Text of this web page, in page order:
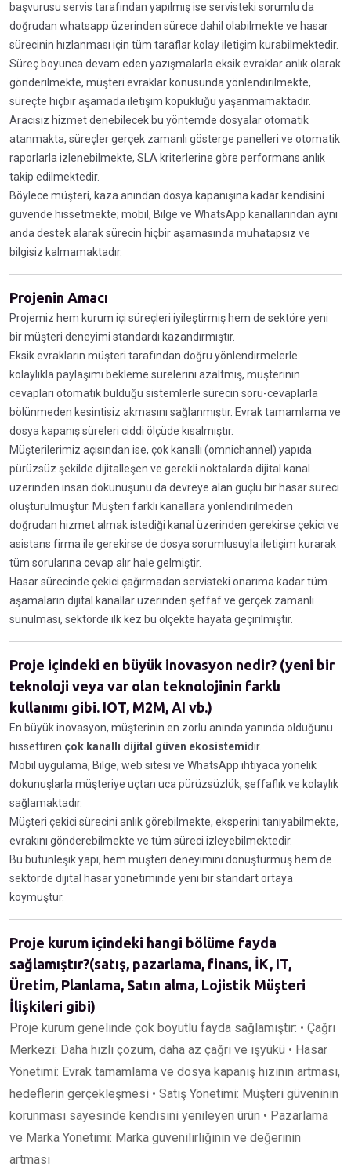
başvurusu servis tarafından yapılmış ise servisteki sorumlu da
doğrudan whatsapp üzerinden sürece dahil olabilmekte ve hasar
sürecinin hızlanması için tüm taraflar kolay iletişim kurabilmektedir.
Süreç boyunca devam eden yazışmalarla eksik evraklar anlık olarak
gönderilmekte, müşteri evraklar konusunda yönlendirilmekte,
süreçte hiçbir aşamada iletişim kopukluğu yaşanmamaktadır.
Aracısız hizmet denebilecek bu yöntemde dosyalar otomatik
atanmakta, süreçler gerçek zamanlı gösterge panelleri ve otomatik
raporlarla izlenebilmekte, SLA kriterlerine göre performans anlık
takip edilmektedir.
Böylece müşteri, kaza anından dosya kapanışına kadar kendisini
güvende hissetmekte; mobil, Bilge ve WhatsApp kanallarından aynı
anda destek alarak sürecin hiçbir aşamasında muhatapsız ve
bilgisiz kalmamaktadır.
Projenin Amacı
Projemiz hem kurum içi süreçleri iyileştirmiş hem de sektöre yeni
bir müşteri deneyimi standardı kazandırmıştır.
Eksik evrakların müşteri tarafından doğru yönlendirmelerle
kolaylıkla paylaşımı bekleme sürelerini azaltmış, müşterinin
cevapları otomatik bulduğu sistemlerle sürecin soru-cevaplarla
bölünmeden kesintisiz akmasını sağlanmıştır. Evrak tamamlama ve
dosya kapanış süreleri ciddi ölçüde kısalmıştır.
Müşterilerimiz açısından ise, çok kanallı (omnichannel) yapıda
pürüzsüz şekilde dijitalleşen ve gerekli noktalarda dijital kanal
üzerinden insan dokunuşunu da devreye alan güçlü bir hasar süreci
oluşturulmuştur. Müşteri farklı kanallara yönlendirilmeden
doğrudan hizmet almak istediği kanal üzerinden gerekirse çekici ve
asistans firma ile gerekirse de dosya sorumlusuyla iletişim kurarak
tüm sorularına cevap alır hale gelmiştir.
Hasar sürecinde çekici çağırmadan servisteki onarıma kadar tüm
aşamaların dijital kanallar üzerinden şeffaf ve gerçek zamanlı
sunulması, sektörde ilk kez bu ölçekte hayata geçirilmiştir.
Proje içindeki en büyük inovasyon nedir? (yeni bir
teknoloji veya var olan teknolojinin farklı
kullanımı gibi. IOT, M2M, AI vb.)
En büyük inovasyon, müşterinin en zorlu anında yanında olduğunu
hissettiren çok kanallı dijital güven ekosistemidir.
Mobil uygulama, Bilge, web sitesi ve WhatsApp ihtiyaca yönelik
dokunuşlarla müşteriye uçtan uca pürüzsüzlük, şeffaflık ve kolaylık
sağlamaktadır.
Müşteri çekici sürecini anlık görebilmekte, eksperini tanıyabilmekte,
evrakını gönderebilmekte ve tüm süreci izleyebilmektedir.
Bu bütünleşik yapı, hem müşteri deneyimini dönüştürmüş hem de
sektörde dijital hasar yönetiminde yeni bir standart ortaya
koymuştur.
Proje kurum içindeki hangi bölüme fayda
sağlamıştır?(satış, pazarlama, finans, İK, IT,
Üretim, Planlama, Satın alma, Lojistik Müşteri
İlişkileri gibi)
Proje kurum genelinde çok boyutlu fayda sağlamıştır: • Çağrı
Merkezi: Daha hızlı çözüm, daha az çağrı ve işyükü • Hasar
Yönetimi: Evrak tamamlama ve dosya kapanış hızının artması,
hedeflerin gerçekleşmesi • Satış Yönetimi: Müşteri güveninin
korunması sayesinde kendisini yenileyen ürün • Pazarlama
ve Marka Yönetimi: Marka güvenilirliğinin ve değerinin
artması